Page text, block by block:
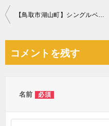
投
ビ
【鳥取市湖山町】シングルベッド、こたつ、食器棚、炊飯器等の回収
コメントを残す
名前 必須